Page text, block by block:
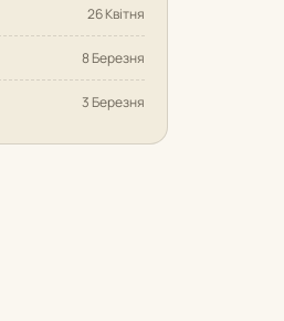
26 Квітня
8 Березня
3 Березня